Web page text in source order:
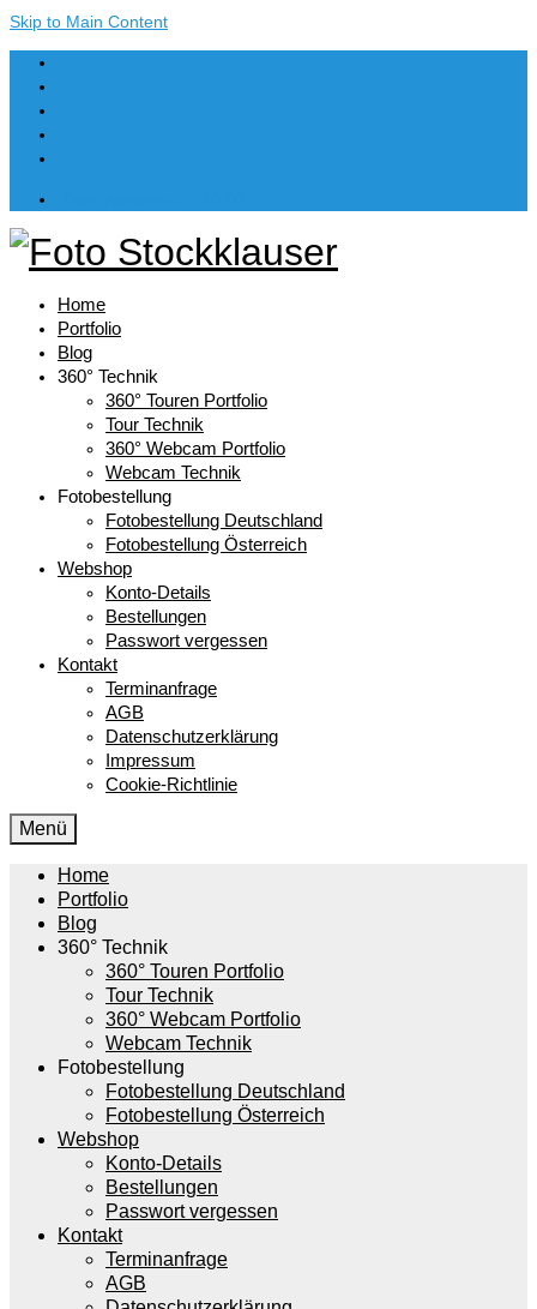
Skip to Main Content
Home
Portfolio
Blog
360° Technik
360° Touren Portfolio
Tour Technik
360° Webcam Portfolio
Webcam Technik
Fotobestellung
Fotobestellung Deutschland
Fotobestellung Österreich
Webshop
Konto-Details
Bestellungen
Passwort vergessen
Kontakt
Terminanfrage
AGB
Datenschutzerklärung
Impressum
Cookie-Richtlinie
Menü
Home
Portfolio
Blog
360° Technik
360° Touren Portfolio
Tour Technik
360° Webcam Portfolio
Webcam Technik
Fotobestellung
Fotobestellung Deutschland
Fotobestellung Österreich
Webshop
Konto-Details
Bestellungen
Passwort vergessen
Kontakt
Terminanfrage
AGB